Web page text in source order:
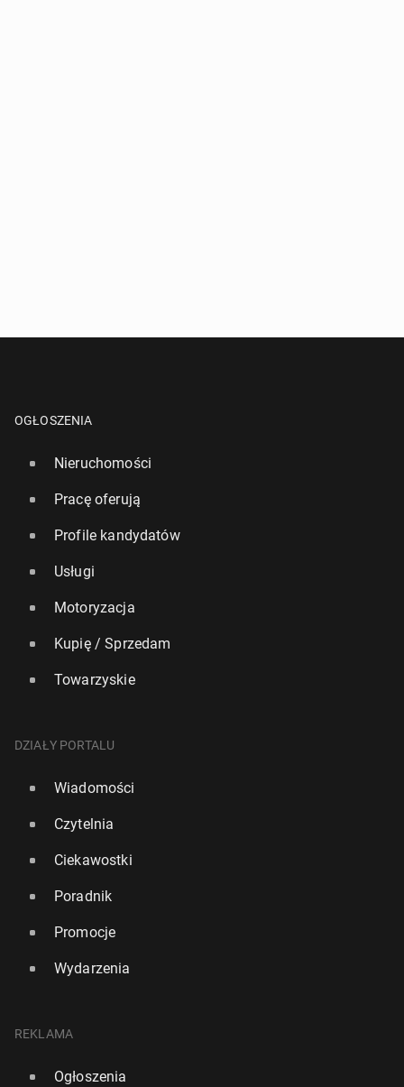
"DGP": Żoł­nie­rze ame­ry­kań­scy w ciągu trzech mie­
OGŁOSZENIA
Nieruchomości
Pracę oferują
Profile kandydatów
Usługi
Motoryzacja
Kupię / Sprzedam
Towarzyskie
DZIAŁY PORTALU
Wiadomości
Czytelnia
Ciekawostki
Poradnik
Promocje
Wydarzenia
REKLAMA
Ogłoszenia